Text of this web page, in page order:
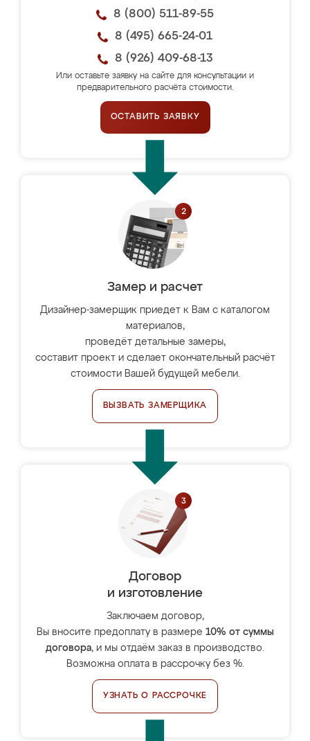
8 (800) 511-89-55
8 (495) 665-24-01
8 (926) 409-68-13
Или оставьте заявку на сайте для консультации и
предварительного расчёта стоимости.
ОСТАВИТЬ ЗАЯВКУ
Замер и расчет
Дизайнер-замерщик приедет к Вам с каталогом
материалов,
проведёт детальные замеры,
составит проект и сделает окончательный расчёт
стоимости Вашей будущей мебели.
ВЫЗВАТЬ ЗАМЕРЩИКА
Договор
и изготовление
Заключаем договор,
Вы вносите предоплату в размере 10% от суммы
договора, и мы отдаём заказ в производство.
Возможна оплата в рассрочку без %.
УЗНАТЬ О РАССРОЧКЕ